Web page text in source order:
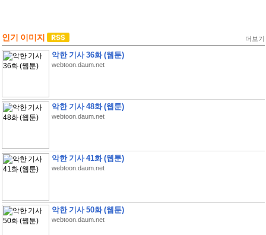
인기 이미지 더보기
악한 기사 36화 (웹툰)
webtoon.daum.net
악한 기사 48화 (웹툰)
webtoon.daum.net
악한 기사 41화 (웹툰)
webtoon.daum.net
악한 기사 50화 (웹툰)
webtoon.daum.net